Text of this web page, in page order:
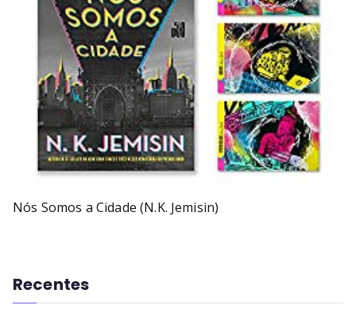
Nós Somos a Cidade (N.K. Jemisin)
Recentes